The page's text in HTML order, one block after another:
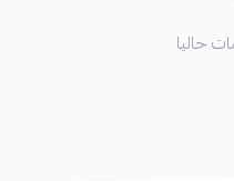
حاليا